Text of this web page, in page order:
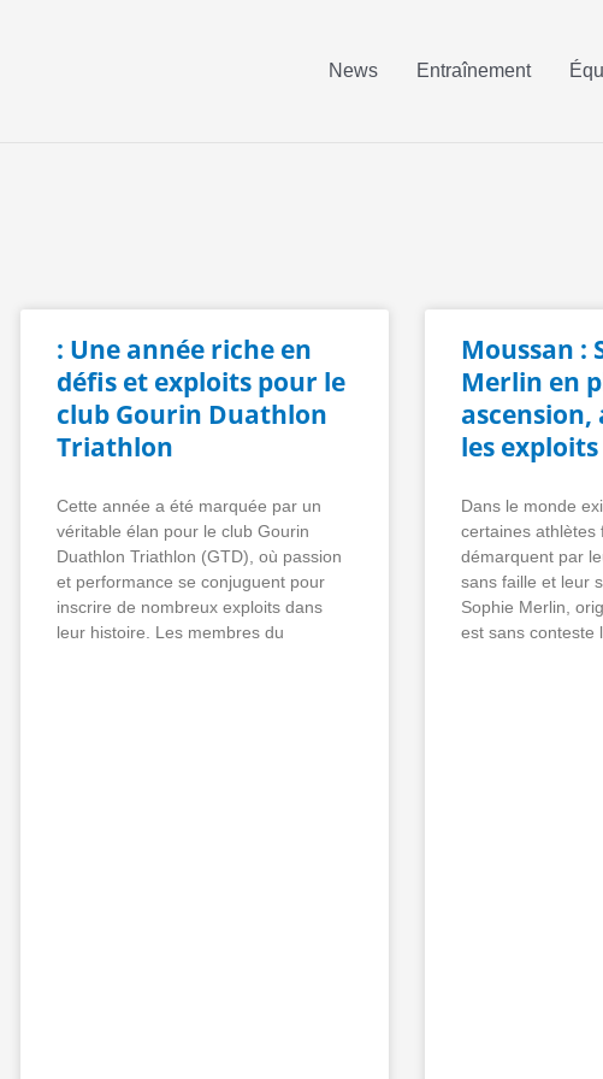
News Entraînement
: Une année riche en
défis et exploits pour le
club Gourin Duathlon
Triathlon
Cette année a été marquée par un
véritable élan pour le club Gourin
Duathlon Triathlon (GTD), où passion
et performance se conjuguent pour
inscrire de nombreux exploits dans
leur histoire. Les membres du
Moussan :
Merlin en
ascension,
les
Dans le monde
certaines athlètes
démarquent par
sans faille et leur
Sophie Merlin,
est sans conteste